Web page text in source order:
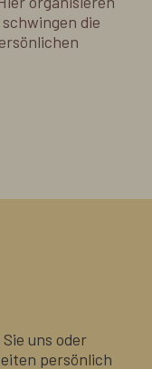
die
uns oder
persönlich